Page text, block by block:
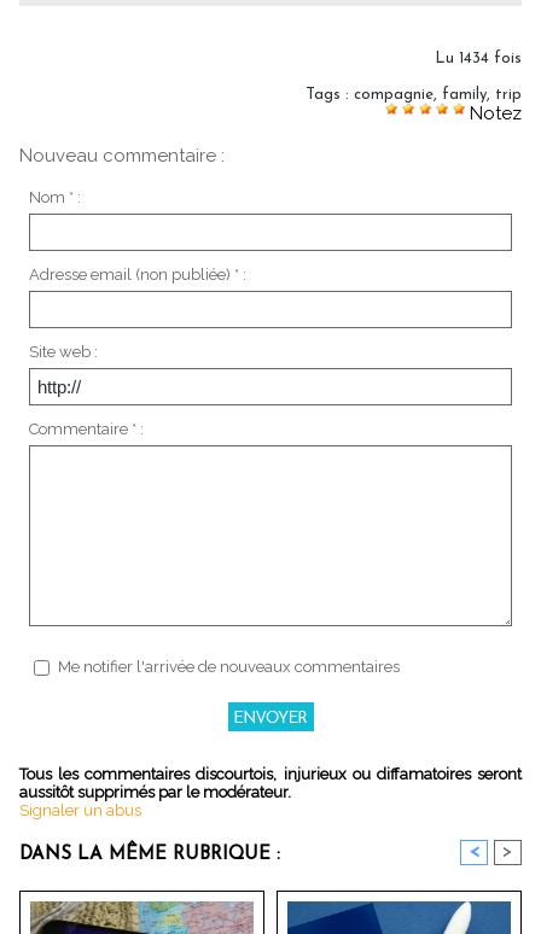
Lu 1434 fois
Tags : compagnie family trip
Notez
Nouveau commentaire :
Nom * :
Adresse email (non publiée) * :
Site web :
Commentaire * :
Me notifier l'arrivée de nouveaux commentaires
Tous les commentaires discourtois, injurieux ou diffamatoires seront
aussitôt supprimés par le modérateur.
Signaler un abus
DANS LA MÊME RUBRIQUE : < >